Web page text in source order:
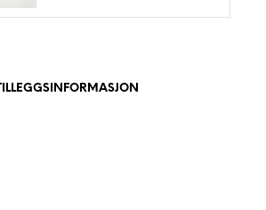
TILLEGGSINFORMASJON